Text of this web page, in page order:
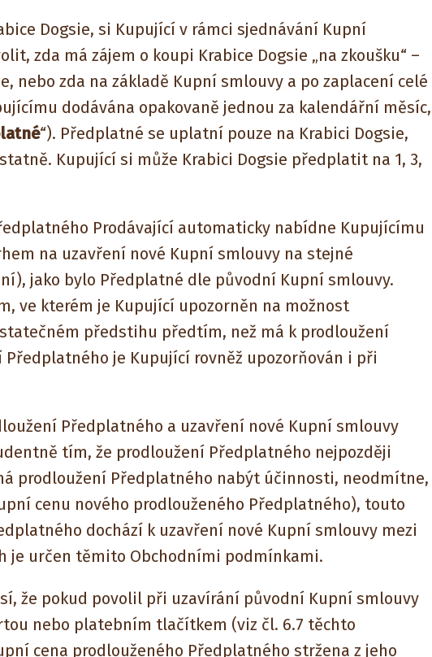
Dogsie, si Kupující v rámci sjednávání Kupní
zda má zájem o koupi Krabice Dogsie „na zkoušku“ –
nebo zda na základě Kupní smlouvy a po zaplacení celé
dodávána opakovaně jednou za kalendářní měsíc,
“). Předplatné se uplatní pouze na Krabici Dogsie,
Kupující si může Krabici Dogsie předplatit na 1, 3,
Prodávající automaticky nabídne Kupujícímu
na uzavření nové Kupní smlouvy na stejné
jako bylo Předplatné dle původní Kupní smlouvy.
ve kterém je Kupující upozorněn na možnost
předstihu předtím, než má k prodloužení
je Kupující rovněž upozorňován i při
Předplatného a uzavření nové Kupní smlouvy
tím, že prodloužení Předplatného nejpozději
prodloužení Předplatného nabýt účinnosti, neodmítne,
cenu nového prodlouženého Předplatného), touto
dochází k uzavření nové Kupní smlouvy mezi
je určen těmito Obchodními podmínkami.
pokud povolil při uzavírání původní Kupní smlouvy
nebo platebním tlačítkem (viz čl. 6.7 těchto
cena prodlouženého Předplatného stržena z jeho